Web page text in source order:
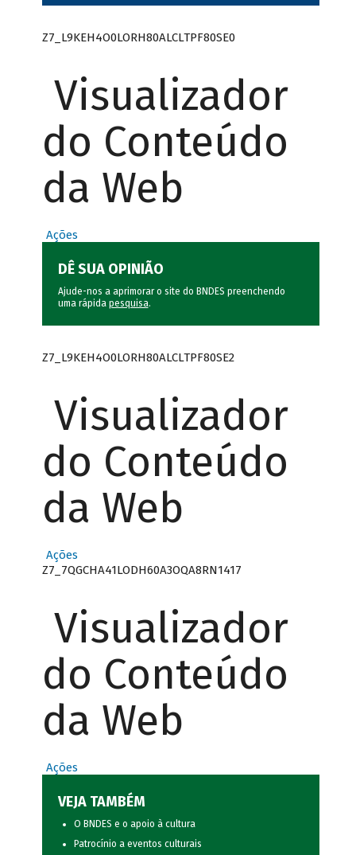
Z7_L9KEH4O0LORH80ALCLTPF80SE0
Visualizador
do Conteúdo
da Web
Ações
DÊ SUA OPINIÃO
Ajude-nos a aprimorar o site do BNDES preenchendo
uma rápida pesquisa.
Z7_L9KEH4O0LORH80ALCLTPF80SE2
Visualizador
do Conteúdo
da Web
Ações
Z7_7QGCHA41LODH60A3OQA8RN1417
Visualizador
do Conteúdo
da Web
Ações
VEJA TAMBÉM
O BNDES e o apoio à cultura
Patrocínio a eventos culturais